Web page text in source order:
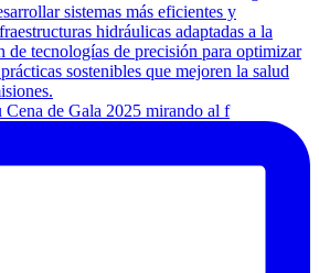
de Gala 2025 mirando al f